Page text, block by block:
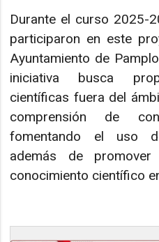
Durante el curso 2025-
participaron en este
Ayuntamiento de
iniciativa busca
científicas fuera del
comprensión de
fomentando el uso
además de
conocimiento científico